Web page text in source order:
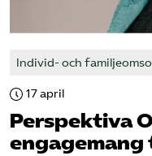
Individ- och
17 april
Perspektiva